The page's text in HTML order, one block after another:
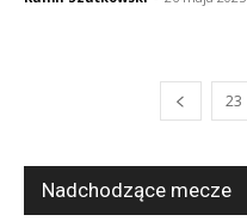
23
Nadchodzące mecze